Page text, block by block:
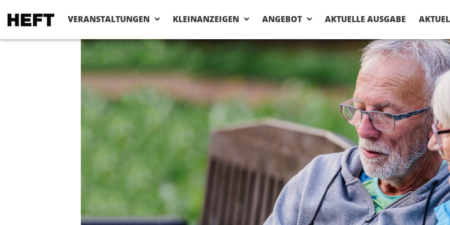
VERANSTALTUNGEN KLEINANZEIGEN ANGEBOT AKTUELLE AUSGABE